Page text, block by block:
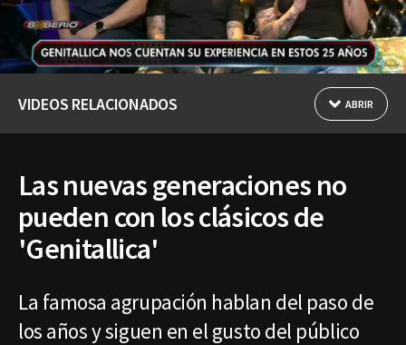
VIDEOS RELACIONADOS ABRIR
Las nuevas generaciones no
pueden con los clásicos de
'Genitallica'
La famosa agrupación hablan del paso de
los años y siguen en el gusto del público